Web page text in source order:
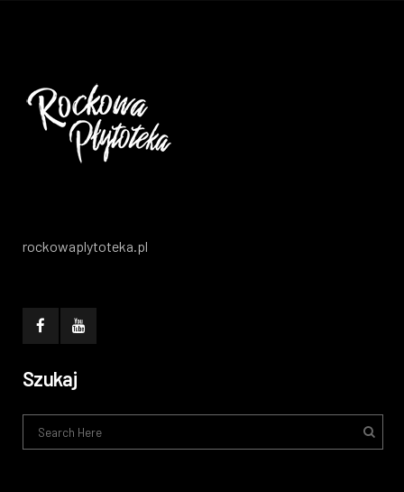
rockowaplytoteka.pl
Szukaj